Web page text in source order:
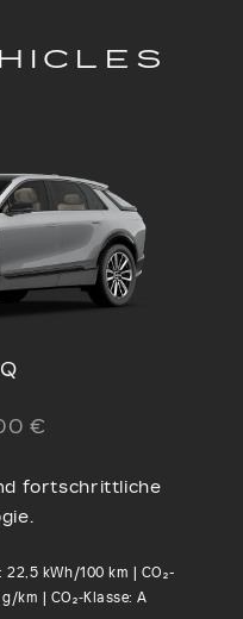
€
fortschrittliche
: 22,5 kWh/100 km | CO₂-
km | CO₂‑Klasse: A